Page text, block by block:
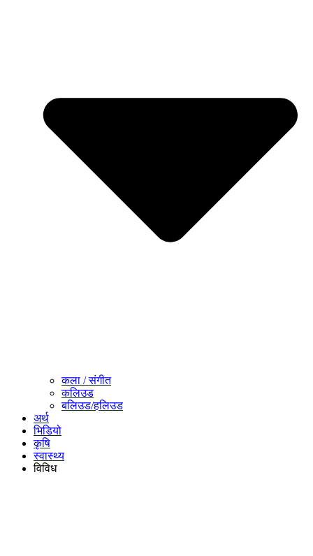
कला / संगीत​
कलिउड
बलिउड/हलिउड
अर्थ
भिडियो
कृषि
स्वास्थ्य
विविध